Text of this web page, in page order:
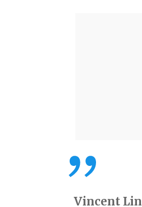
Vincent Lin